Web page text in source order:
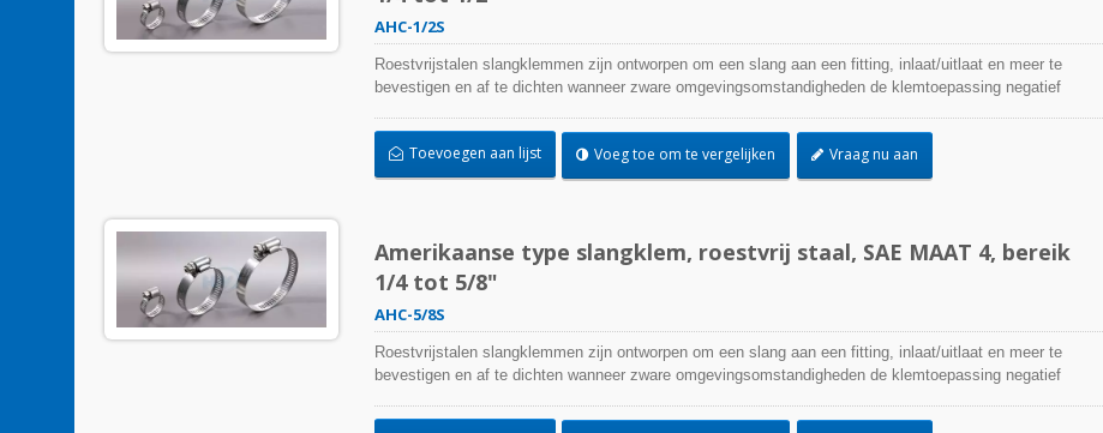
AHC-1/2S
Roestvrijstalen slangklemmen zijn ontworpen om een slang aan een fitting, inlaat/uitlaat en meer te
bevestigen en af te dichten wanneer zware omgevingsomstandigheden de klemtoepassing negatief
temperatuurextremen een zorg zijn. Roestvrijstalen slangklemmen kunnen in vrijwel elke binnen- en
buitentoepassing worden gebruikt.
Toevoegen aan lijst Voeg toe om te vergelijken Vraag nu aan
Amerikaanse type slangklem, roestvrij staal, SAE MAAT 4, bereik
1/4 tot 5/8"
AHC-5/8S
Roestvrijstalen slangklemmen zijn ontworpen om een slang aan een fitting, inlaat/uitlaat en meer te
bevestigen en af te dichten wanneer zware omgevingsomstandigheden de klemtoepassing negatief
temperatuurextremen een zorg zijn. Roestvrijstalen slangklemmen kunnen in vrijwel elke binnen- en
TEFZEL® kabelbinders